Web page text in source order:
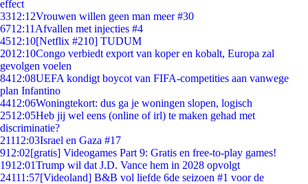
effect
3312:12Vrouwen willen geen man meer #30
6712:11 Afvallen met injecties #4
4512:10[Netflix #210] TUDUM
2012:10Congo verbiedt export van koper en kobalt, Europa zal
gevolgen voelen
8412:08UEFA kondigt boycot van FIFA-competities aan vanwege
plan Infantino
4412:06Woningtekort: dus ga je woningen slopen, logisch
2512:05Heb jij wel eens (online of irl) te maken gehad met
discriminatie?
21112:03Israel en Gaza #17
912:02[gratis] Videogames Part 9: Gratis en free-to-play games!
1912:01Trump wil dat J.D. Vance hem in 2028 opvolgt
24111:57[Videoland] B&B vol liefde 6de seizoen #1 voor de